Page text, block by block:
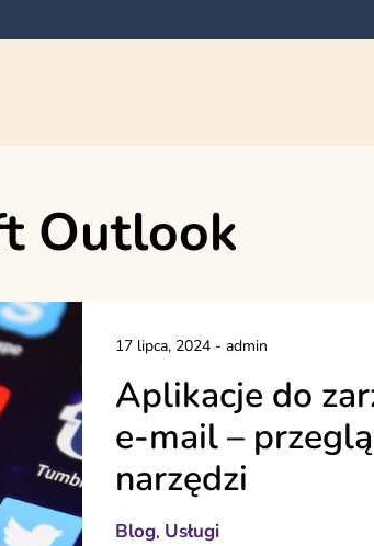
Outlook
17 lipca, 2024- admin
Aplikacje do
e-mail –
narzędzi
Blog, Usługi